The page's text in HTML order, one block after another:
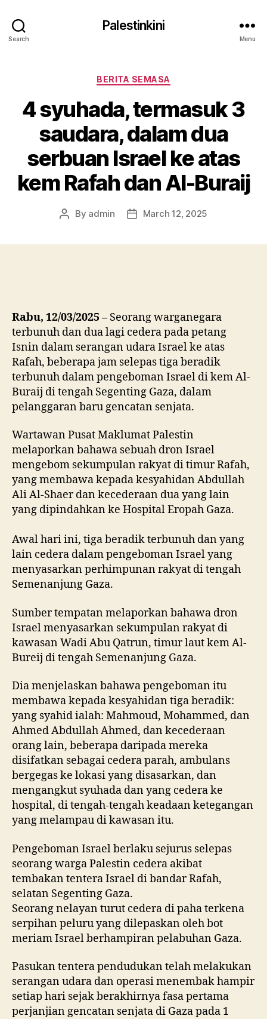
Search
Palestinkini
Menu
Categories
BERITA SEMASA
4 syuhada, termasuk 3
saudara, dalam dua
serbuan Israel ke atas
kem Rafah dan Al-Buraij
Post
By admin
PostMarch 12, 2025
Rabu, 12/03/2025 – Seorang warganegara
terbunuh dan dua lagi cedera pada petang
Isnin dalam serangan udara Israel ke atas
Rafah, beberapa jam selepas tiga beradik
terbunuh dalam pengeboman Israel di kem Al-
Buraij di tengah Segenting Gaza, dalam
pelanggaran baru gencatan senjata.
Wartawan Pusat Maklumat Palestin
melaporkan bahawa sebuah dron Israel
mengebom sekumpulan rakyat di timur Rafah,
yang membawa kepada kesyahidan Abdullah
Ali Al-Shaer dan kecederaan dua yang lain
yang dipindahkan ke Hospital Eropah Gaza.
Awal hari ini, tiga beradik terbunuh dan yang
lain cedera dalam pengeboman Israel yang
menyasarkan perhimpunan rakyat di tengah
Semenanjung Gaza.
Sumber tempatan melaporkan bahawa dron
Israel menyasarkan sekumpulan rakyat di
kawasan Wadi Abu Qatrun, timur laut kem Al-
Bureij di tengah Semenanjung Gaza.
Dia menjelaskan bahawa pengeboman itu
membawa kepada kesyahidan tiga beradik:
yang syahid ialah: Mahmoud, Mohammed, dan
Ahmed Abdullah Ahmed, dan kecederaan
orang lain, beberapa daripada mereka
disifatkan sebagai cedera parah, ambulans
bergegas ke lokasi yang disasarkan, dan
mengangkut syuhada dan yang cedera ke
hospital, di tengah-tengah keadaan ketegangan
yang melampau di kawasan itu.
Pengeboman Israel berlaku sejurus selepas
seorang warga Palestin cedera akibat
tembakan tentera Israel di bandar Rafah,
selatan Segenting Gaza.
Seorang nelayan turut cedera di paha terkena
serpihan peluru yang dilepaskan oleh bot
meriam Israel berhampiran pelabuhan Gaza.
Pasukan tentera pendudukan telah melakukan
serangan udara dan operasi menembak hampir
setiap hari sejak berakhirnya fasa pertama
perjanjian gencatan senjata di Gaza pada 1